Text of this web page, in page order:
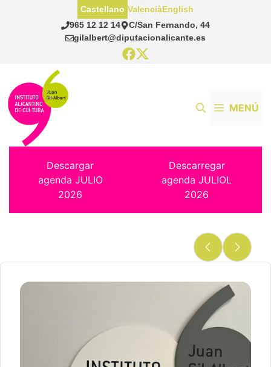
965 12 12 14
C/San Fernando, 44
gilalbert@diputacionalicante.es
Castellano ValenciàEnglish
MENÚ
Descargar
agenda JULIO
2026
Descarregar
agenda JULIOL
2026